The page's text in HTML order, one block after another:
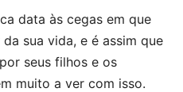
data às cegas em que
sua vida, e é assim que
seus filhos e os
muito a ver com isso.